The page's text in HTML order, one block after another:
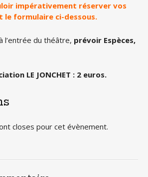
impérativement réserver vos
le formulaire ci-dessous.
l’entrée du théâtre, prévoir Espèces,
LE JONCHET : 2 euros.
closes pour cet évènement.